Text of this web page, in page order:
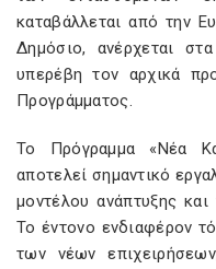
καταβάλλεται από την
Δημόσιο, ανέρχεται
υπερέβη τον αρχικά
Προγράμματος.
Το Πρόγραμμα «Νέα
αποτελεί σημαντικό
μοντέλου ανάπτυξης
Το έντονο ενδιαφέρον
των νέων